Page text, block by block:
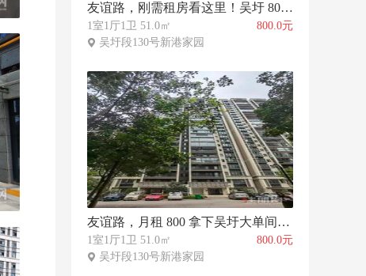
友谊路，刚需租房看这里！吴圩 800 元大单间配套齐全
1室1厅1卫 51.0㎡
800.0元
吴圩段130号新港家园
友谊路，月租 800 拿下吴圩大单间！菜市商超步行可达
1室1厅1卫 51.0㎡
800.0元
吴圩段130号新港家园